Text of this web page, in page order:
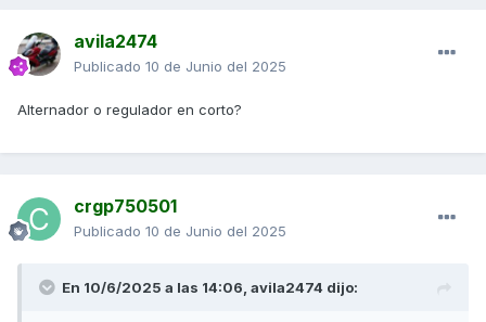
avila2474
Publicado 10 de Junio del 2025
Alternador o regulador en corto?
crgp750501
Publicado 10 de Junio del 2025
En 10/6/2025 a las 14:06, avila2474 dijo: